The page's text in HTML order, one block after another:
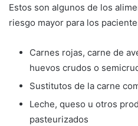
Estos son algunos de los
riesgo mayor para los
Carnes rojas, carne de
huevos crudos o
Sustitutos de la carne
Leche, queso u otros
pasteurizados